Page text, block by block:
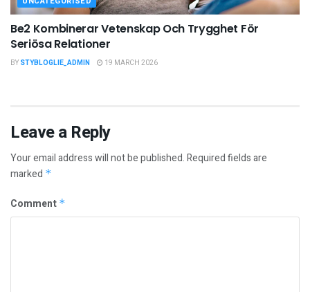
Be2 Kombinerar Vetenskap Och Trygghet För
Seriösa Relationer
BY STYBLOGLIE_ADMIN 19 MARCH 2026
Leave a Reply
Your email address will not be published.Required fields are
marked *
Comment *